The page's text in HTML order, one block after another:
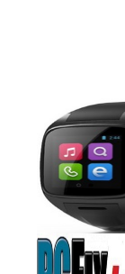
150
₪
מידע נוסף
נגן DVD קורא DIVX עם USB
החל מ- 349 ₪
מידע נוסף